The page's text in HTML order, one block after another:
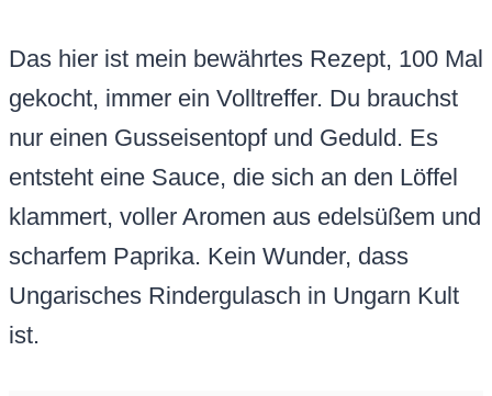
Das hier ist mein bewährtes Rezept, 100 Mal
gekocht, immer ein Volltreffer. Du brauchst
nur einen Gusseisentopf und Geduld. Es
entsteht eine Sauce, die sich an den Löffel
klammert, voller Aromen aus edelsüßem und
scharfem Paprika. Kein Wunder, dass
Ungarisches Rindergulasch in Ungarn Kult
ist.